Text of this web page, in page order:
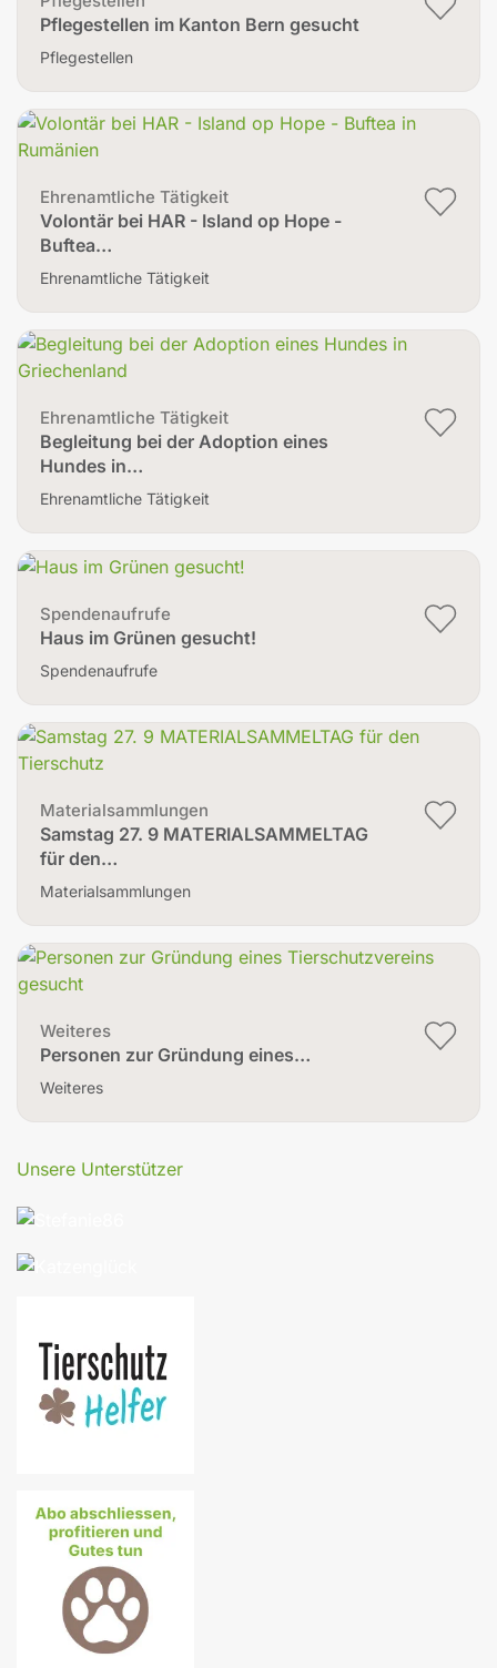
Pflegestellen im Kanton Bern gesucht
Pflegestellen
Ehrenamtliche Tätigkeit
Volontär bei HAR - Island op Hope -
Buftea…
Ehrenamtliche Tätigkeit
Ehrenamtliche Tätigkeit
Begleitung bei der Adoption eines
Hundes in…
Ehrenamtliche Tätigkeit
Spendenaufrufe
Haus im Grünen gesucht!
Spendenaufrufe
Materialsammlungen
Samstag 27. 9 MATERIALSAMMELTAG
für den…
Materialsammlungen
Weiteres
Personen zur Gründung eines…
Weiteres
Unsere Unterstützer